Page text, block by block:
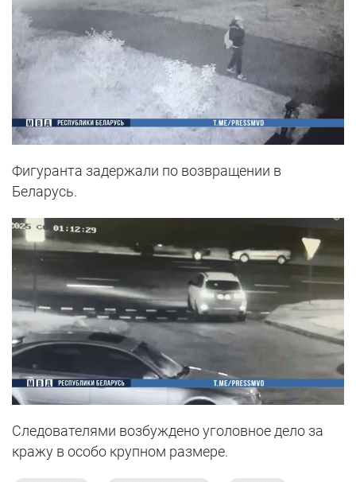
Фигуранта задержали по возвращении в
Беларусь.
Следователями возбуждено уголовное дело за
кражу в особо крупном размере.